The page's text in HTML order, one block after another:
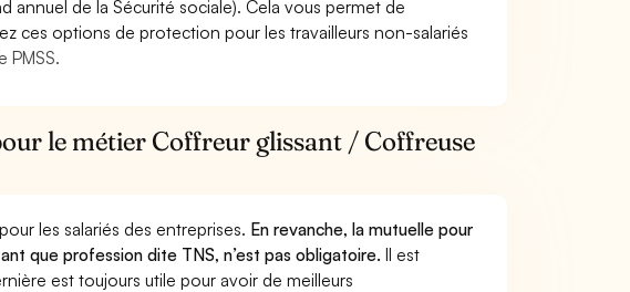
annuel de la Sécurité sociale). Cela vous permet de
ces options de protection pour les travailleurs non-salariés
PMSS.
le métier Coffreur glissant / Coffreuse
les salariés des entreprises. En revanche, la mutuelle pour
que profession dite TNS, n’est pas obligatoire.Il est
est toujours utile pour avoir de meilleurs